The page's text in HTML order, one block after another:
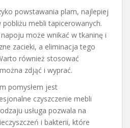
powstawania plam, najlepiej
mebli tapicerowanych.
może wnikać w tkaninę i
zacieki, a eliminacja tego
również stosować
zdjąć i wyprać.
pomysłem jest
czyszczenie mebli
usługa pozwala na
i bakterii, które